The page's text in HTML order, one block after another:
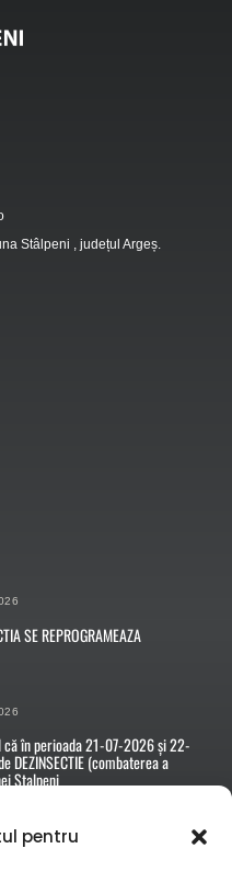
pentru
Stâlpeni , județul Argeș.
SE REPROGRAMEAZA
că în perioada 21-07-2026 și 22-
(combaterea a
Stalpeni